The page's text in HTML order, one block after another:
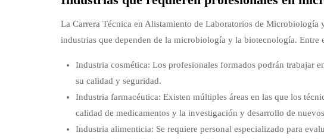
La Carrera Técnica en Alistamiento de Laboratorios de
industrias que dependen de la microbiología y la biotecnología. Entre
Industria cosmética: Los profesionales formados podrán trabajar
su calidad y seguridad.
Industria farmacéutica: Existen múltiples áreas en las que los
calidad de medicamentos y la investigación y desarrollo de
Industria alimenticia: Se requiere personal especializado para